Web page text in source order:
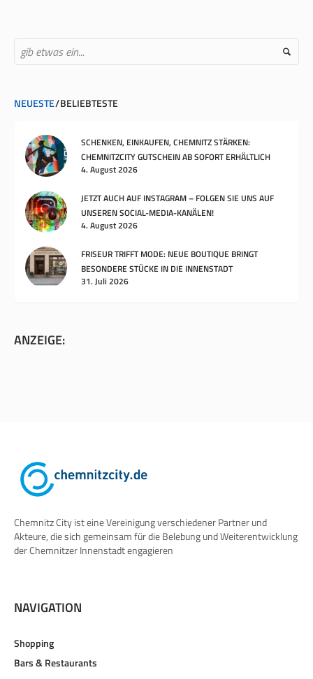
NEUESTE BELIEBTESTE
SCHENKEN, EINKAUFEN, CHEMNITZ STÄRKEN:
CHEMNITZCITY GUTSCHEIN AB SOFORT ERHÄLTLICH
4. August 2026
JETZT AUCH AUF INSTAGRAM – FOLGEN SIE UNS AUF
UNSEREN SOCIAL-MEDIA-KANÄLEN!
4. August 2026
FRISEUR TRIFFT MODE: NEUE BOUTIQUE BRINGT
BESONDERE STÜCKE IN DIE INNENSTADT
31. Juli 2026
ANZEIGE:
Chemnitz City ist eine Vereinigung verschiedener Partner und
Akteure, die sich gemeinsam für die Belebung und Weiterentwicklung
der Chemnitzer Innenstadt engagieren
NAVIGATION
Shopping
Bars & Restaurants